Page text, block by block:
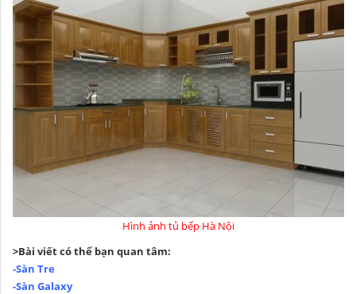
Hình ảnh tủ bếp Hà Nội
>Bài viết có thể bạn quan tâm:
-Sàn Tre
-Sàn Galaxy